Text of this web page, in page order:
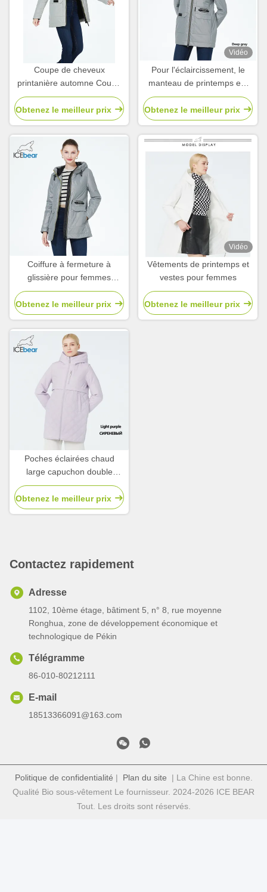
Coupe de cheveux
printanière automne Coupe
de cheveux printanière pour
femmes automne
Obtenez le meilleur prix
Vidéo
Pour l'éclaircissement, le
manteau de printemps est
léger, le manteau de
printemps est léger, le
manteau de printemps est
léger, le manteau de
printemps est léger, le
manteau de printemps est
léger, le manteau de
printemps est léger, le
manteau de printemps est
léger, le manteau de
printemps est léger.
Obtenez le meilleur prix
Coiffure à fermeture à
glissière pour femmes
Courte imperméable à l'eau
Obtenez le meilleur prix
Vidéo
Vêtements de printemps et
vestes pour femmes
Obtenez le meilleur prix
Poches éclairées chaud
large capuchon double
fermeture à glissière élégant
jacket rembourrée,
Obtenez le meilleur prix
Contactez rapidement
Adresse
1102, 10ème étage, bâtiment 5, n° 8, rue moyenne
Ronghua, zone de développement économique et
technologique de Pékin
Télégramme
86-010-80212111
E-mail
18513366091@163.com
Politique de confidentialité | Plan du site | La Chine est bonne.
Qualité Bio sous-vêtement Le fournisseur. 2024-2026 ICE BEAR
Tout. Les droits sont réservés.